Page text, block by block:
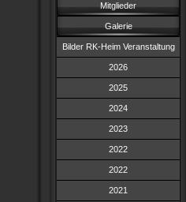
Mitglieder
Galerie
Bilder RK-Heim Veranstaltung
2026
2025
2024
2023
2022
2022
2021